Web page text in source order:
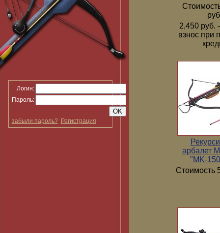
Логин:
Пароль:
забыли пароль? Регистрация
2,450 руб.
взнос при
арбалет
"MK-
Стоимость